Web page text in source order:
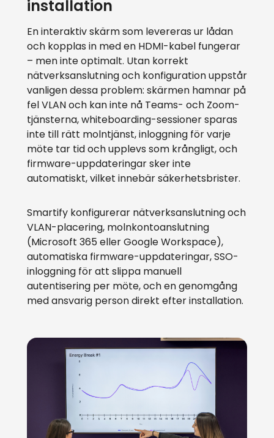
installation
En interaktiv skärm som levereras ur lådan
och kopplas in med en HDMI-kabel fungerar
– men inte optimalt. Utan korrekt
nätverksanslutning och konfiguration uppstår
vanligen dessa problem: skärmen hamnar på
fel VLAN och kan inte nå Teams- och Zoom-
tjänsterna, whiteboarding-sessioner sparas
inte till rätt molntjänst, inloggning för varje
möte tar tid och upplevs som krångligt, och
firmware-uppdateringar sker inte
automatiskt, vilket innebär säkerhetsbrister.
Smartify konfigurerar nätverksanslutning och
VLAN-placering, molnkontoanslutning
(Microsoft 365 eller Google Workspace),
automatiska firmware-uppdateringar, SSO-
inloggning för att slippa manuell
autentisering per möte, och en genomgång
med ansvarig person direkt efter installation.